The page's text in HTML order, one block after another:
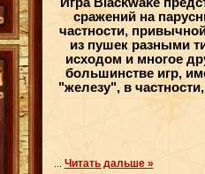
сражений на
частности,
из пушек разными
исходом и многое
большинстве игр,
"железу", в
Читать дальше »